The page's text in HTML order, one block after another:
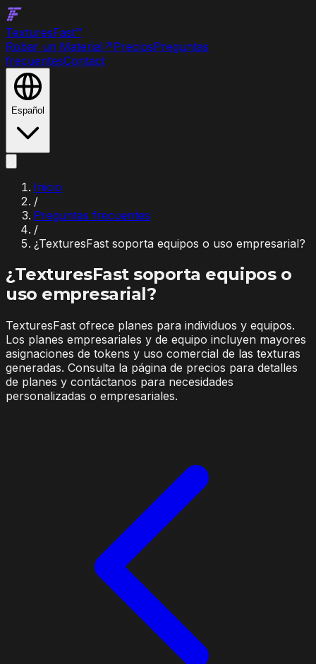
TexturesFast™
Robar un Material↗ PreciosPreguntas
frecuentesContact
Español
Inicio
/
Preguntas frecuentes
/
¿TexturesFast soporta equipos o uso empresarial?
¿TexturesFast soporta equipos o
uso empresarial?
TexturesFast ofrece planes para individuos y equipos.
Los planes empresariales y de equipo incluyen mayores
asignaciones de tokens y uso comercial de las texturas
generadas. Consulta la página de precios para detalles
de planes y contáctanos para necesidades
personalizadas o empresariales.